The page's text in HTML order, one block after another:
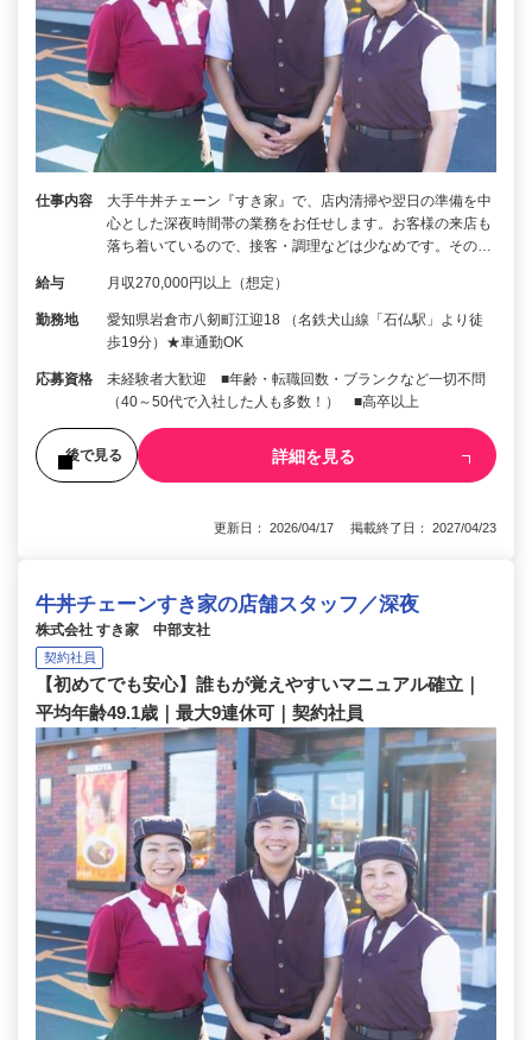
仕事内容
大手牛丼チェーン『すき家』で、店内清掃や翌日の準備を中
心とした深夜時間帯の業務をお任せします。お客様の来店も
落ち着いているので、接客・調理などは少なめです。その…
給与 月収270,000円以上（想定）
勤務地
愛知県岩倉市八剱町江迎18 （名鉄犬山線「石仏駅」より徒
歩19分）★車通勤OK
応募資格
未経験者大歓迎 ■年齢・転職回数・ブランクなど一切不問
（40～50代で入社した人も多数！） ■高卒以上
後で見る 詳細を見る
更新日： 2026/04/17 掲載終了日： 2027/04/23
牛丼チェーンすき家の店舗スタッフ／深夜
株式会社 すき家 中部支社
契約社員
【初めてでも安心】誰もが覚えやすいマニュアル確立｜
平均年齢49.1歳｜最大9連休可｜契約社員